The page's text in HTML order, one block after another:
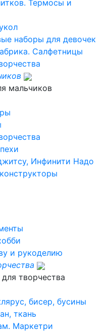
Термосы и
наборы для девочек
Салфетницы
мальчиков
Инфинити Надо
и рукоделию
творчества
бисер, бусины
ткань
Маркетри